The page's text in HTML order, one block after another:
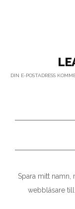
DIN E-POSTADRESS
Spara mitt
webbläsare